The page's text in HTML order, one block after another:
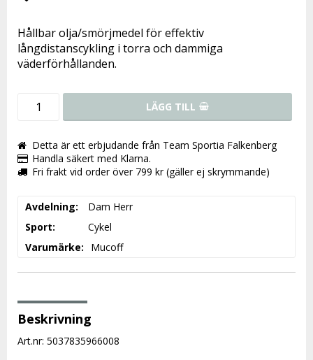
Lägg till i favoritlistan
Hållbar olja/smörjmedel för effektiv
långdistanscykling i torra och dammiga
väderförhållanden.
LÄGG TILL
Detta är ett erbjudande från Team Sportia Falkenberg
Handla säkert med Klarna.
Fri frakt vid order över 799 kr (gäller ej skrymmande)
Avdelning
Dam Herr
Sport
Cykel
Varumärke
Mucoff
Beskrivning
Art.nr: 5037835966008